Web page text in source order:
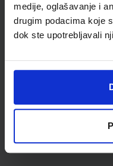
medije, oglašavanje i
drugim podacima koje
dok ste upotrebljavali